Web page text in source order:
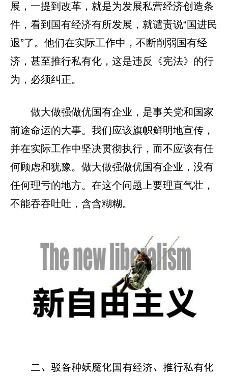
展，一提到改革，就是为发展私营经济创造条
件，看到国有经济有所发展，就谴责说“国进民
退”了。他们在实际工作中，不断削弱国有经
济，甚至推行私有化，这是违反《宪法》的行
为，必须纠正。
做大做强做优国有企业，是事关党和国家
前途命运的大事。我们应该旗帜鲜明地宣传，
并在实际工作中坚决贯彻执行，而不应该有任
何顾虑和犹豫。做大做强做优国有企业，没有
任何理亏的地方。在这个问题上要理直气壮，
不能吞吞吐吐，含含糊糊。
二、驳各种妖魔化国有经济、推行私有化